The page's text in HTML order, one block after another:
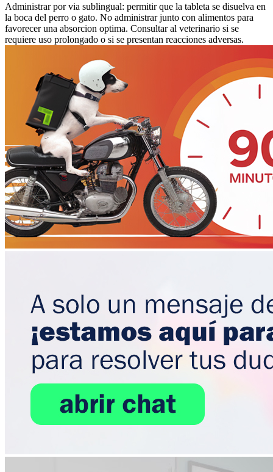
Administrar por via sublingual: permitir que la tableta se disuelva en
la boca del perro o gato. No administrar junto con alimentos para
favorecer una absorcion optima. Consultar al veterinario si se
requiere uso prolongado o si se presentan reacciones adversas.